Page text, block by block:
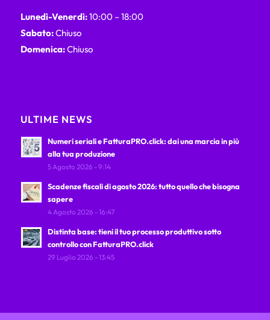
Lunedì-Venerdì:10:00 – 18:00
Sabato:Chiuso
Domenica:Chiuso
ULTIME NEWS
Numeri seriali e FatturaPRO.click: dai una marcia in più
alla tua produzione
5 Agosto 2026 - 9:14
Scadenze fiscali di agosto 2026: tutto quello che bisogna
sapere
4 Agosto 2026 - 16:47
Distinta base: tieni il tuo processo produttivo sotto
controllo con FatturaPRO.click
29 Luglio 2026 - 13:45